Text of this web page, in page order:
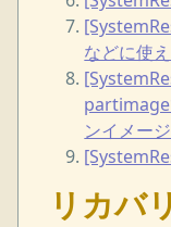
などに使
partimage
ンイメージ
リカバリ